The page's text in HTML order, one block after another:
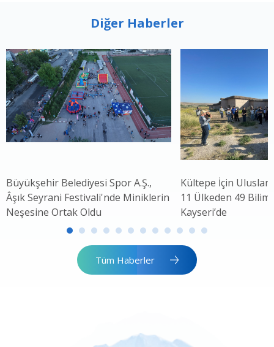
Diğer Haberler
Büyükşehir Belediyesi Spor A.Ş.,
Âşık Seyrani Festivali'nde Miniklerin
Neşesine Ortak Oldu
Kültepe İçin
11 Ülkeden 49 Bilim
Kayseri’de
Tüm Haberler